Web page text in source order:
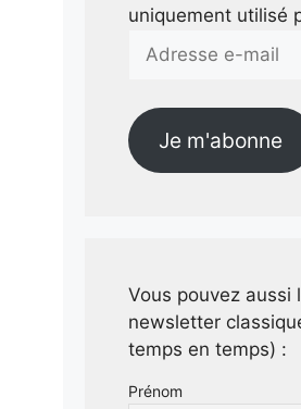
uniquement utilisé
e-
Je m'abonne
Vous pouvez aussi
newsletter
temps en temps) :
Prénom